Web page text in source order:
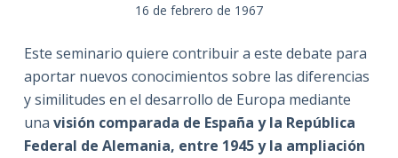
16 de febrero de 1967
Este seminario quiere contribuir a este debate para
aportar nuevos conocimientos sobre las diferencias
y similitudes en el desarrollo de Europa mediante
una visión comparada de España y la República
Federal de Alemania, entre 1945 y la ampliación